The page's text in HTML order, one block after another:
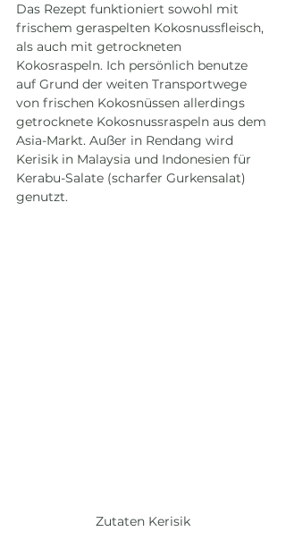
Das Rezept funktioniert sowohl mit
frischem geraspelten Kokosnussfleisch,
als auch mit getrockneten
Kokosraspeln. Ich persönlich benutze
auf Grund der weiten Transportwege
von frischen Kokosnüssen allerdings
getrocknete Kokosnussraspeln aus dem
Asia-Markt. Außer in Rendang wird
Kerisik in Malaysia und Indonesien für
Kerabu-Salate (scharfer Gurkensalat)
genutzt.
Zutaten Kerisik